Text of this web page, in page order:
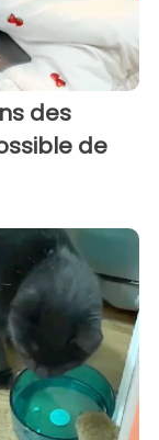
des
de